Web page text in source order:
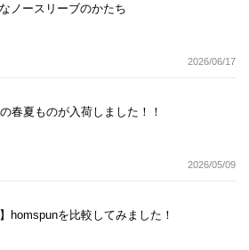
ノースリーブのかたち
2026/06/17
春夏ものが入荷しました！！
2026/05/09
】homspunを比較してみました！